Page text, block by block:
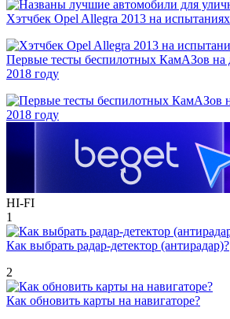
Хэтчбек Opel Allegra 2013 на
Первые тесты беспилотных КамАЗов на
2018 году
HI-FI
1
Как выбрать радар-детектор (антирадар)?
2
Как обновить карты на навигаторе?